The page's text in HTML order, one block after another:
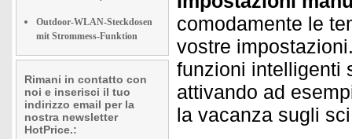
Outdoor-WLAN-Steckdosen
mit Strommess-Funktion
Rimani in contatto con
noi e inserisci il tuo
indirizzo email per la
nostra newsletter
HotPrice.:
comodamente le
vostre
funzioni intelligenti
attivando ad
la vacanza sugli